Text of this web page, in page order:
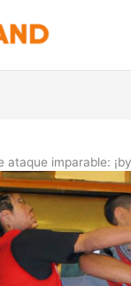
ataque imparable: